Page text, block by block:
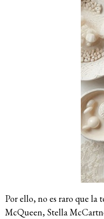
Por ello, no es raro que la
McQueen, Stella